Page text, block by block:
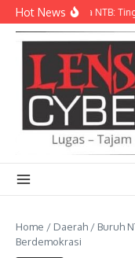
Lewati ke konten
Hot NewsKapolda NTB:
Home / Daerah / Buruh
Berdemokrasi